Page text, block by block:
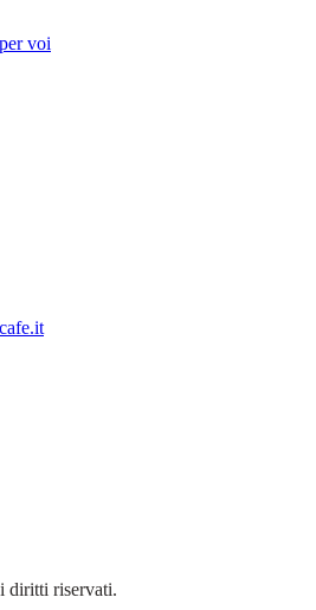
voi
diritti riservati.